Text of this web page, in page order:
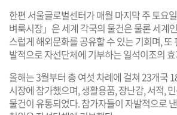
한편 서울글로벌센터가 매월 마지막 주 토요
벼룩시장」은 세계 각국의 물건은 물론 세계
스럽게 해외문화를 공유할 수 있는 기회며, 또
발적으로 자선단체에 기부하는 일석이조의
올해는 3월부터 총 여섯 차례에 걸쳐 23개국
시장에 참가했으며, 생활용품, 장난감, 서적,
물건이 유통되었다. 참가자들이 자발적으로